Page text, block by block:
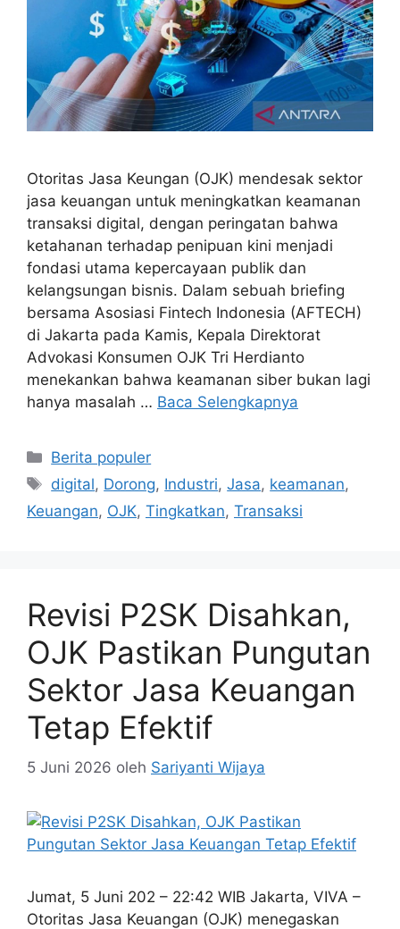
Otoritas Jasa Keungan (OJK) mendesak sektor
jasa keuangan untuk meningkatkan keamanan
transaksi digital, dengan peringatan bahwa
ketahanan terhadap penipuan kini menjadi
fondasi utama kepercayaan publik dan
kelangsungan bisnis. Dalam sebuah briefing
bersama Asosiasi Fintech Indonesia (AFTECH)
di Jakarta pada Kamis, Kepala Direktorat
Advokasi Konsumen OJK Tri Herdianto
menekankan bahwa keamanan siber bukan lagi
hanya masalah … Baca Selengkapnya
Kategori
Berita populer
Tag
digital, Dorong, Industri,Jasa, keamanan,
Keuangan, OJK, Tingkatkan, Transaksi
Revisi P2SK Disahkan,
OJK Pastikan Pungutan
Sektor Jasa Keuangan
Tetap Efektif
5 Juni 2026 oleh Sariyanti Wijaya
Jumat, 5 Juni 202 – 22:42 WIB Jakarta, VIVA –
Otoritas Jasa Keuangan (OJK) menegaskan